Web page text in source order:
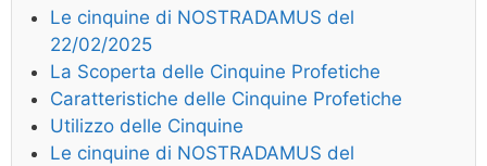
Le cinquine di NOSTRADAMUS del
22/02/2025
La Scoperta delle Cinquine Profetiche
Caratteristiche delle Cinquine Profetiche
Utilizzo delle Cinquine
Le cinquine di NOSTRADAMUS del